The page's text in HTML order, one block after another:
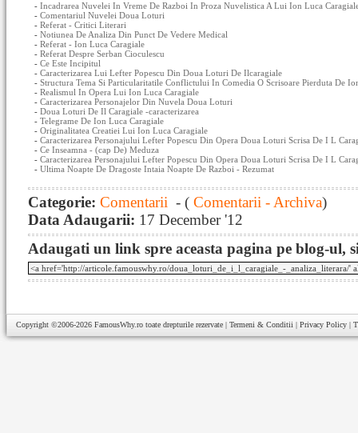
- Incadrarea Nuvelei In Vreme De Razboi In Proza Nuvelistica A Lui Ion Luca
- Comentariul Nuvelei Doua Loturi
- Referat - Critici Literari
- Notiunea De Analiza Din Punct De Vedere Medical
- Referat - Ion Luca Caragiale
- Referat Despre Serban Cioculescu
- Ce Este Incipitul
- Caracterizarea Lui Lefter Popescu Din Doua Loturi De Ilcaragiale
- Structura Tema Si Particularitatile Conflictului In Comedia O Scrisoare Pierduta De
- Realismul In Opera Lui Ion Luca Caragiale
- Caracterizarea Personajelor Din Nuvela Doua Loturi
- Doua Loturi De Il Caragiale -caracterizarea
- Telegrame De Ion Luca Caragiale
- Originalitatea Creatiei Lui Ion Luca Caragiale
- Caracterizarea Personajului Lefter Popescu Din Opera Doua Loturi Scrisa De I L
- Ce Inseamna - (cap De) Meduza
- Caracterizarea Personajului Lefter Popescu Din Opera Doua Loturi Scrisa De I L
- Ultima Noapte De Dragoste Intaia Noapte De Razboi - Rezumat
Categorie: Comentarii - ( Comentarii - Archiva)
Data Adaugarii: 17 December '12
Adaugati un link spre aceasta pagina pe blog-ul,
Copyright ©2006-2026 FamousWhy.ro toate drepturile rezervate | Termeni & Conditii | Privacy Policy |